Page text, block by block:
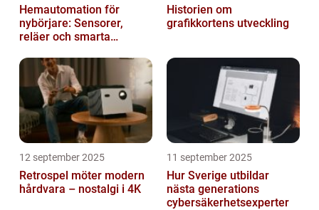
Hemautomation för
nybörjare: Sensorer,
reläer och smarta
Historien om
grafikkortens utveckling
12 september 2025
Retrospel möter modern
hårdvara – nostalgi i 4K
11 september 2025
Hur Sverige utbildar
nästa generations
cybersäkerhetsexperter